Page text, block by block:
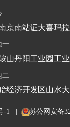
京南站证大喜玛
一
山丹阳工业园工业
二
经济开发区山水
-1 苏公网安备